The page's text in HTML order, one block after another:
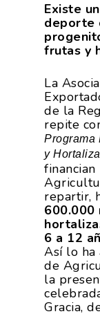
Existe
deporte
frutas y
La
de la
repite
Programa
y
repartir,
600.000
6 a 12
Así lo ha
de
la
Gracia,